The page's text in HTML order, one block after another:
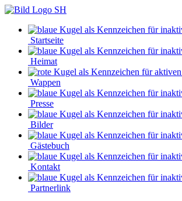
Startseite
Heimat
Wappen
Presse
Bilder
Gästebuch
Kontakt
Partnerlink